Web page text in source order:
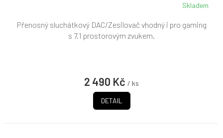
Skladem
2 490 Kč / ks
DETAIL
Přenosný sluchátkový DAC/Zesilovač vhodný i pro gaming
s 7.1 prostorovým zvukem.